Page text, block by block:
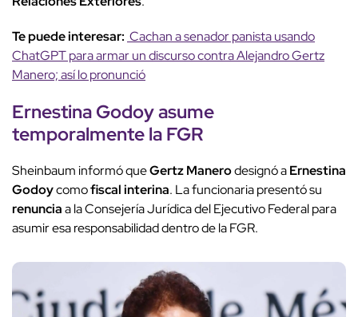
Te puede interesar: Cachan a senador panista usando
ChatGPT para armar un discurso contra Alejandro Gertz
Manero; así lo pronunció
Ernestina Godoyasume
temporalmente la FGR
Sheinbaum informó queGertz Manerodesignó aErnestina
Godoycomofiscal interina. La funcionaria presentó su
renunciaa la Consejería Jurídica del Ejecutivo Federal para
asumir esa responsabilidad dentro de la FGR.